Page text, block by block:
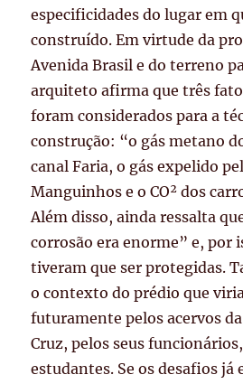
especificidades do lugar em
construído. Em virtude da
Avenida Brasil e do terreno
arquiteto afirma que três
foram considerados para a
construção: “o gás metano
canal Faria, o gás expelido
Manguinhos e o CO² dos
Além disso, ainda ressalta
corrosão era enorme” e, por
tiveram que ser protegidas.
o contexto do prédio que
futuramente pelos acervos da
Cruz, pelos seus
estudantes. Se os desafios já